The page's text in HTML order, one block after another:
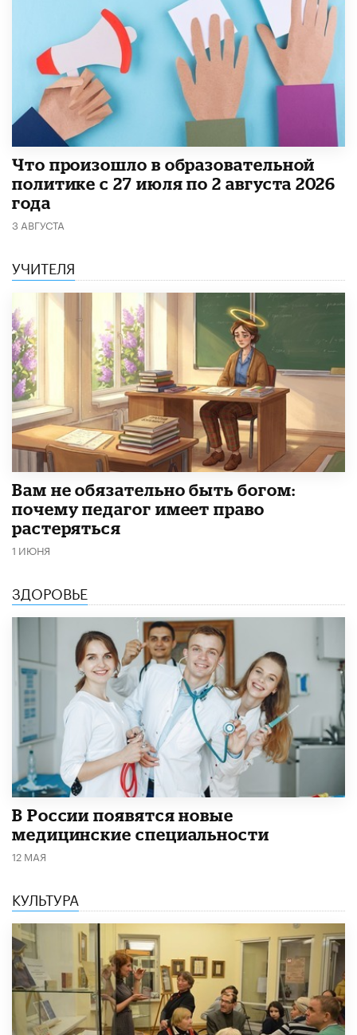
​Что произошло в образовательной
политике с 27 июля по 2 августа 2026
года
3 АВГУСТА
УЧИТЕЛЯ
​Вам не обязательно быть богом:
почему педагог имеет право
растеряться
1 ИЮНЯ
ЗДОРОВЬЕ
В России появятся новые
медицинские специальности
12 МАЯ
КУЛЬТУРА